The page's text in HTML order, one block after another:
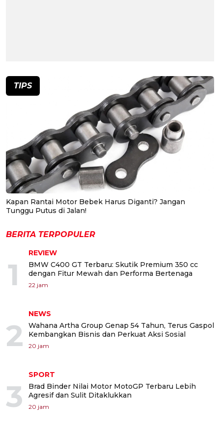
TIPS
Kapan Rantai Motor Bebek Harus Diganti? Jangan
Tunggu Putus di Jalan!
BERITA TERPOPULER
1
REVIEW
BMW C400 GT Terbaru: Skutik Premium 350 cc
dengan Fitur Mewah dan Performa Bertenaga
22 jam
2
NEWS
Wahana Artha Group Genap 54 Tahun, Terus Gaspol
Kembangkan Bisnis dan Perkuat Aksi Sosial
20 jam
3
SPORT
Brad Binder Nilai Motor MotoGP Terbaru Lebih
Agresif dan Sulit Ditaklukkan
20 jam